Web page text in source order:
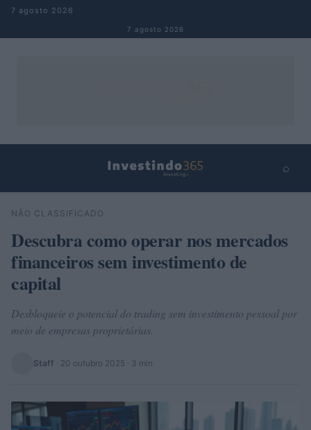
Pular para o conteúdo
7 agosto 2026
7 agosto 2026
⌕
Buscar
NÃO CLASSIFICADO
Descubra como operar nos mercados
financeiros sem investimento de
capital
Desbloqueie o potencial do trading sem investimento pessoal por
meio de empresas proprietárias.
Staff · 20 outubro 2025 · 3 min